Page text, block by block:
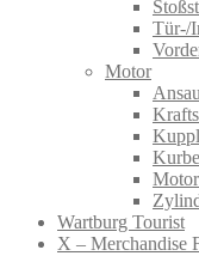
Tür-/
Motor
Wartburg Tourist
X – Merchandise